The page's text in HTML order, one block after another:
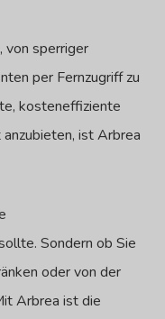
von sperriger
per Fernzugriff zu
kosteneffiziente
ist Arbrea
Sondern ob Sie
oder von der
Arbrea ist die